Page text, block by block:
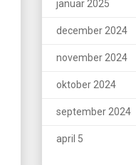
januar 2025
december 2024
november 2024
oktober 2024
september 2024
april 5